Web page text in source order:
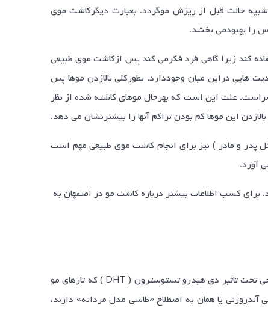
حالت قبل از ریزش موگردد. بعبارت دیگرکاشت موی
را بهبودمی بخشد.
کند زیرا گاهی فرد فکرمی کند پس ازکاشت موی طبیعی
هایی دراین میان وجوددارد. بطورکلی بالازدن موها پس
علت این است که بهرحال موهای کاشته شده از نظر
این موها کم بودن تراکم آنها را بیشترنشان می دهد.
پدر و مادر ) نیز برای انجام کاشت موی طبیعی مهم است
آورد.
کسب اطلاعات بیشتر درباره کاشت مو در اصفهان به
در مردان، نواحی دهنده یا همان بانک مو را نواحی ثابت می نامند چون موهای این نواحی تحت تاثیر دی هیدرو تستوسترون ( DHT ) که تارهای مو
یا همان به اصطلاح «طاسی مدل مردانه» دارند،